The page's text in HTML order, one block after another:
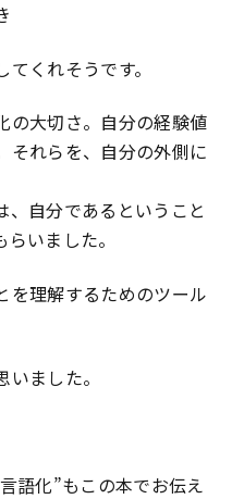
くれそうです。
の大切さ。自分の経験値
それらを、自分の外側に
、自分であるということ
いました。
を理解するためのツール
ました。
語化”もこの本でお伝え